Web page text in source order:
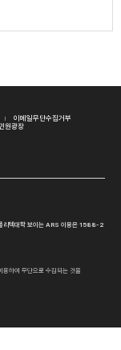
이메일무단수집거부
민원광장
텍대학 보이는 ARS 이용은 1588-2
하여 무단으로 수집되는 것을